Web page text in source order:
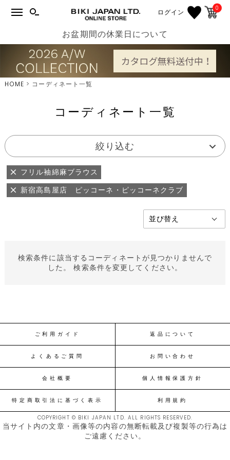
ログイン 0
お盆期間の休業日について
HOME コーディネート一覧
コーディネート一覧
絞り込む
フリル袖綿麻ブラウス
新宿高島屋店 ピッコーネ・ピッコーネクラブ
検索条件に該当するコーディネートが見つかりませんで
した。 検索条件を変更してください。
ご利用ガイド 返品について
よくあるご質問 お問い合わせ
会社概要 個人情報保護方針
特定商取引法に基づく表示 利用規約
COPYRIGHT © BIKI JAPAN LTD. ALL RIGHTS RESERVED.
当サイト内の文章・画像等の内容の無断転載及び複製等の行為は
ご遠慮ください。